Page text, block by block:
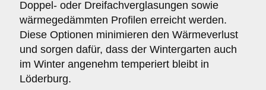
Doppel- oder Dreifachverglasungen sowie
wärmegedämmten Profilen erreicht werden.
Diese Optionen minimieren den Wärmeverlust
und sorgen dafür, dass der Wintergarten auch
im Winter angenehm temperiert bleibt in
Löderburg.